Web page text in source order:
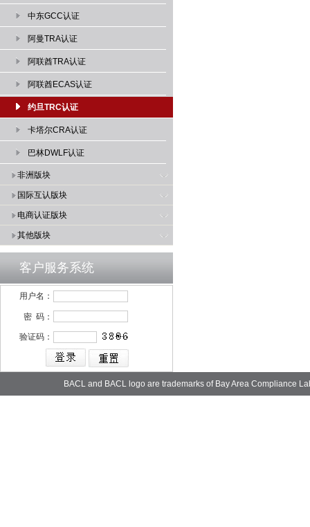
中东GCC认证
阿曼TRA认证
阿联酋TRA认证
阿联酋ECAS认证
约旦TRC认证
卡塔尔CRA认证
巴林DWLF认证
非洲版块
国际互认版块
电商认证版块
其他版块
客户服务系统
用户名：
密 码：
验证码：
BACL and BACL logo are trademarks of Bay Area